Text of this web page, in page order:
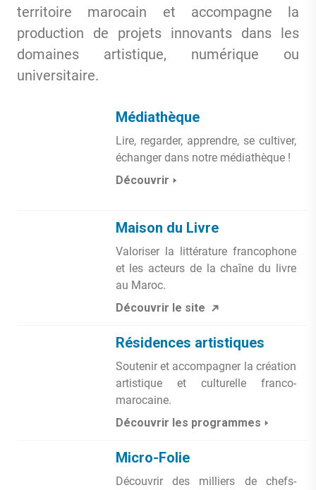
territoire marocain et accompagne la
production de projets innovants dans les
domaines artistique, numérique ou
universitaire.
Médiathèque
Lire, regarder, apprendre, se cultiver,
échanger dans notre médiathèque !
Découvrir
Maison du Livre
Valoriser la littérature francophone
et les acteurs de la chaîne du livre
au Maroc.
Découvrir le site
Résidences artistiques
Soutenir et accompagner la création
artistique et culturelle franco-
marocaine.
Découvrir les programmes
Micro-Folie
Découvrir des milliers de chefs-